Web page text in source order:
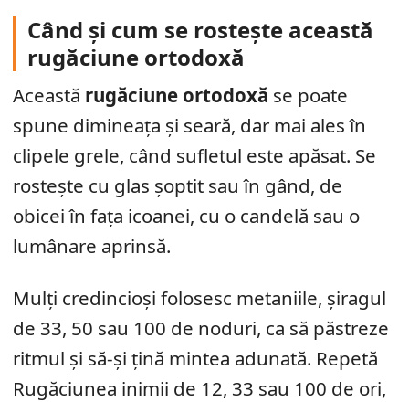
Când și cum se rostește această
rugăciune ortodoxă
Această rugăciune ortodoxă se poate
spune dimineața și seară, dar mai ales în
clipele grele, când sufletul este apăsat. Se
rostește cu glas șoptit sau în gând, de
obicei în fața icoanei, cu o candelă sau o
lumânare aprinsă.
Mulți credincioși folosesc metaniile, șiragul
de 33, 50 sau 100 de noduri, ca să păstreze
ritmul și să-și țină mintea adunată. Repetă
Rugăciunea inimii de 12, 33 sau 100 de ori,